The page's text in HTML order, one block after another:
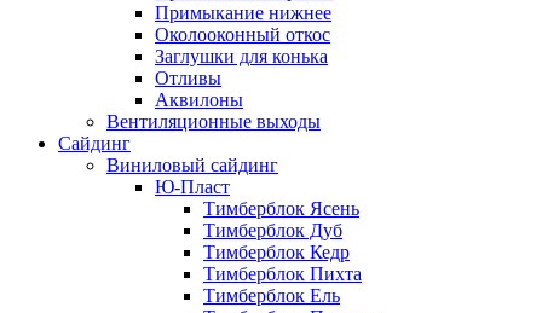
Примыкание нижнее
Околооконный откос
Заглушки для конька
Отливы
Аквилоны
Вентиляционные выходы
Сайдинг
Виниловый сайдинг
Ю-Пласт
Тимберблок Ясень
Тимберблок Дуб
Тимберблок Кедр
Тимберблок Пихта
Тимберблок Ель